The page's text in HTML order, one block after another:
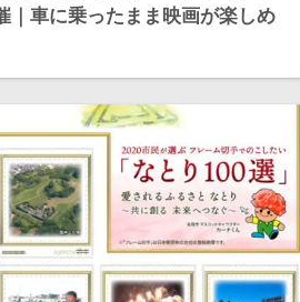
｜車に乗ったまま映画が楽しめ